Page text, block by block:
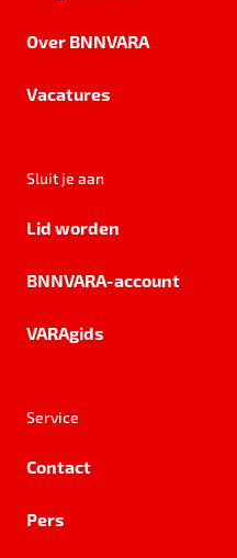
Over BNNVARA
Vacatures
Sluit je aan
Lid worden
BNNVARA-account
VARAgids
Service
Contact
Pers